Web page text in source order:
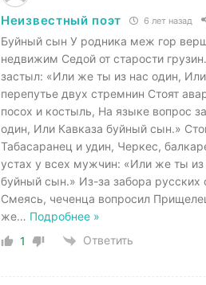
Неизвестный поэт 6 лет назад
Буйный сын У родника меж гор
недвижим Седой от старости
застыл: «Или же ты из нас один,
перепутье двух стремнин Стоят
посох и костыль, На языке вопрос
один, Или Кавказа буйный сын.»
Табасаранец и удин, Черкес,
устах у всех мужчин: «Или же ты из
буйный сын.» Из-за забора русских
Смеясь, чеченца вопросил
же… Подробнее »
1
Ответить